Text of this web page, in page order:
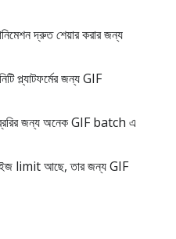
দ্রুত শেয়ার করার জন্য
প্ল্যাটফর্মের জন্য GIF
জন্য অনেক GIF batch এ
limit আছে, তার জন্য GIF